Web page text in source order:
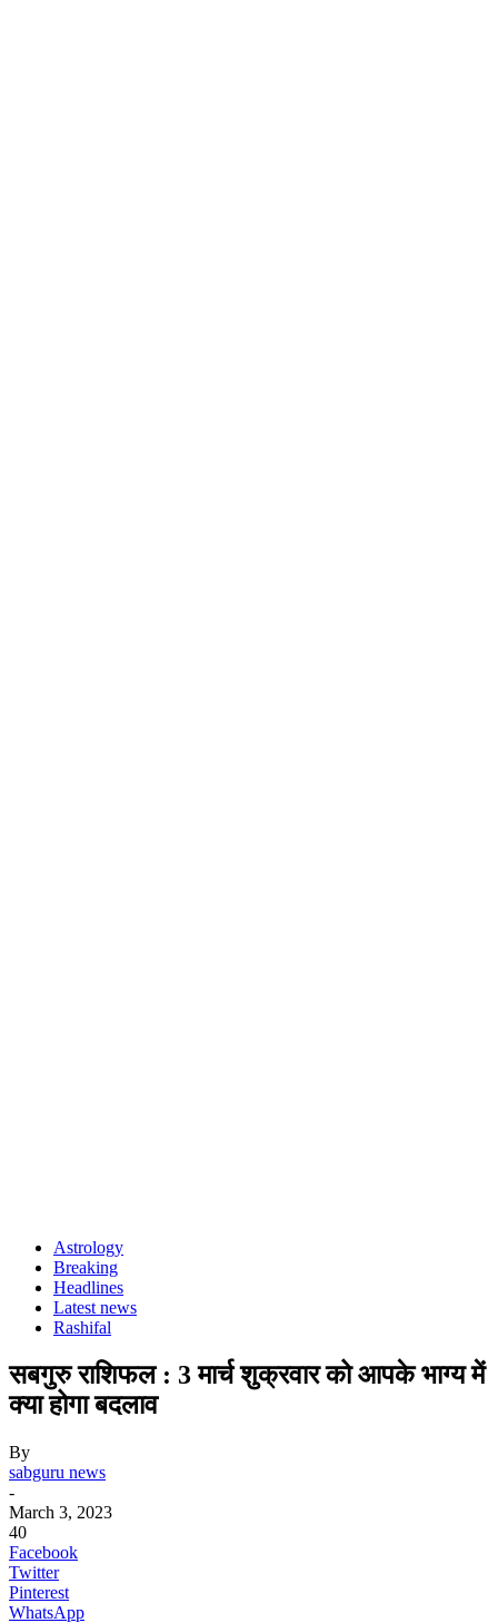
Astrology
Breaking
Headlines
Latest news
Rashifal
सबगुरु राशिफल : 3 मार्च शुक्रवार को आपके भाग्य में
क्या होगा बदलाव
By
sabguru news
-
March 3, 2023
40
Facebook
Twitter
Pinterest
WhatsApp